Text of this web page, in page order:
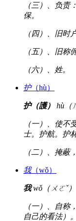
（三）、负责
保。
（四）、旧时
（五）、旧称
（六）、姓。
护（hù）
护（護） hù（
（一）、使不
士。护航。护
（二）、掩蔽
我（wǒ）
我wǒ（ㄨㄛˇ）
（一）、自称
自己的看法）